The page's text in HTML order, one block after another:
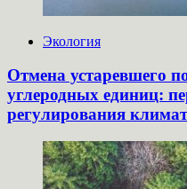
Экология
Отмена устаревшего
углеродных единиц:
регулирования